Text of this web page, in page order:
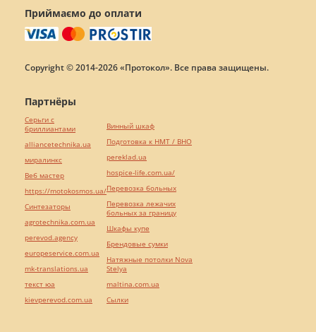
Приймаємо до оплати
Copyright © 2014-2026 «Протокол». Все права защищены.
Партнёры
Серьги с
бриллиантами
alliancetechnika.ua
миралинкс
Веб мастер
https://motokosmos.ua/
Синтезаторы
agrotechnika.com.ua
perevod.agency
europeservice.com.ua
mk-translations.ua
текст юа
kievperevod.com.ua
Винный шкаф
Подготовка к НМТ / ВНО
pereklad.ua
hospice-life.com.ua/
Перевозка больных
Перевозка лежачих
больных за границу
Шкафы купе
Брендовые сумки
Натяжные потолки Nova
Stelya
maltina.com.ua
Cылки